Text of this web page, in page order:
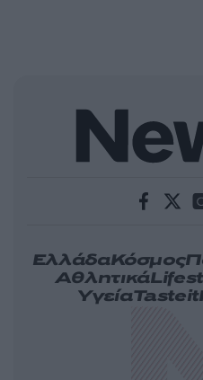
ΕλλάδαΚόσμος
Αθλητικά
ΥγείαTasteit